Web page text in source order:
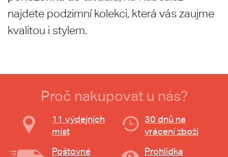
najdete podzimní kolekci, která vás zaujme
kvalitou i stylem.
Proč nakupovat u nás?
11 výdejních
míst
30 dnů na
vrácení zboží
Poštovné
Prohlídka